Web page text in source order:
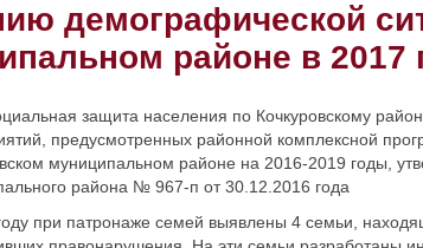
демографической
районе в 2017
защита населения по Кочкуровскому
предусмотренных районной комплексной
муниципальном районе на 2016-2019 годы,
района № 967-п от 30.12.2016 года
при патронаже семей выявлены 4 семьи,